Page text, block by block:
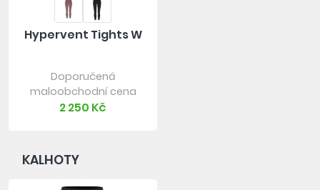
Hypervent Tights W
Doporučená
maloobchodní cena
2 250 Kč
KALHOTY